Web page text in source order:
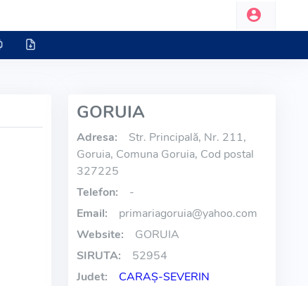
GORUIA
Adresa:
Str. Principală, Nr. 211,
Goruia, Comuna Goruia, Cod postal
327225
Telefon:
-
Email:
primariagoruia@yahoo.com
Website:
GORUIA
SIRUTA:
52954
Judet:
CARAŞ-SEVERIN